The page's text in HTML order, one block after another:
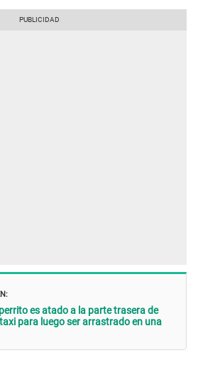
es atado a la parte trasera de
para luego ser arrastrado en una